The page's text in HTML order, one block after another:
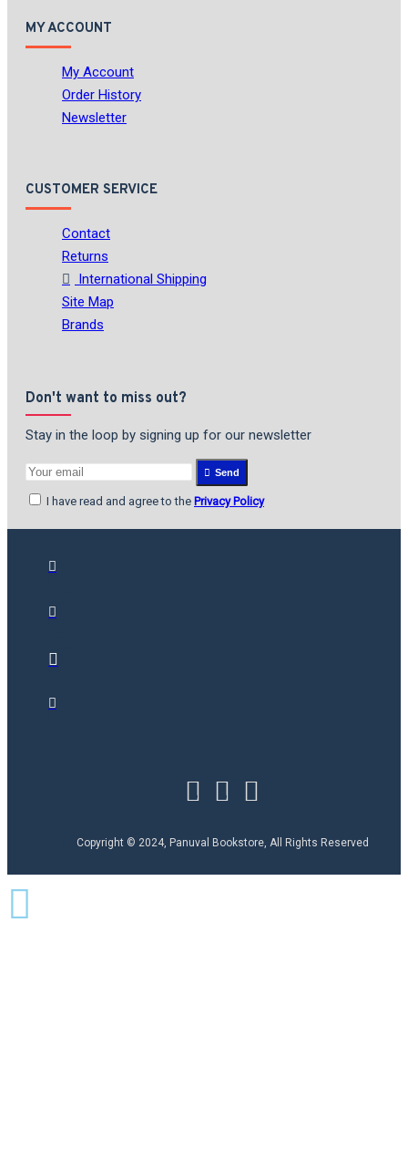
MY ACCOUNT
My Account
Order History
Newsletter
CUSTOMER SERVICE
Contact
Returns
International Shipping
Site Map
Brands
Don't want to miss out?
Stay in the loop by signing up for our newsletter
Send
I have read and agree to the Privacy Policy
Copyright © 2024, Panuval Bookstore, All Rights Reserved